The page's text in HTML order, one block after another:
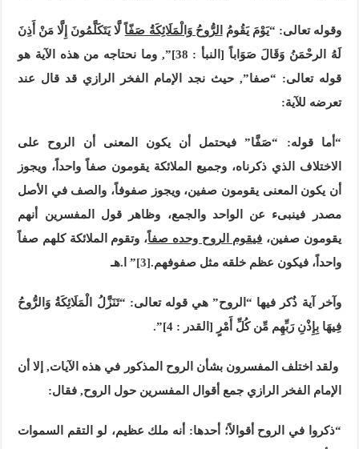
وقوله تعالى: “يَوْمَ يَقُومُ الرُّوحُ وَالْمَلَائِكَةُ صَفّاً لَّا يَتَكَلَّمُونَ إِلَّا مَنْ أَذِنَ
لَهُ الرحْمَنُ وَقَالَ صَوَاباً [النبأ : 38]”, وما نحتاجه من هذه الآية هو
قوله تعالى: “صفا”, حيث نجد الإمام الفخر الرازي قد قال عند
تعرضه للآية:
“أما قوله: “صَفَّا” فيحتمل أن يكون المعنى أن الروح على
الاختلاف الذي ذكرناه، وجميع الملائكة يقومون صفاً واحداً، ويجوز
أن يكون المعنى يقومون صفين، ويجوز صفوفاً، والصف في الأصل
مصدر فينبىء عن الواحد والجمع، وظاهر قول المفسرين أنهم
يقومون صفين، فيقوم الروح وحده صفاً، وتقوم الملائكة كلهم صفاً
واحداً، فيكون عظم خلقه مثل صفوفهم.[3] ” ا.هـ
وآخر آية ذُكر فيها “الروح” هي قوله تعالى: “تَنَزَّلُ الْمَلَائِكَةُ وَالرُّوحُ
فِيهَا بِإِذْنِ رَبِّهِم مِّن كُلِّ أَمْرٍ [القدر : 4]”.
ولقد اختلف المفسرون بشأن الروح المذكور في هذه الآيات, إلا أن
الإمام الفخر الرازي جمع أقوال المفسرين حول الروح, فقال:
“ذكروا في الروح أقوالاً؛ أحدها: أنه ملك عظيم، لو التقم السموات